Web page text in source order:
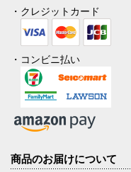
・クレジットカード
・コンビニ払い
商品のお届けについて